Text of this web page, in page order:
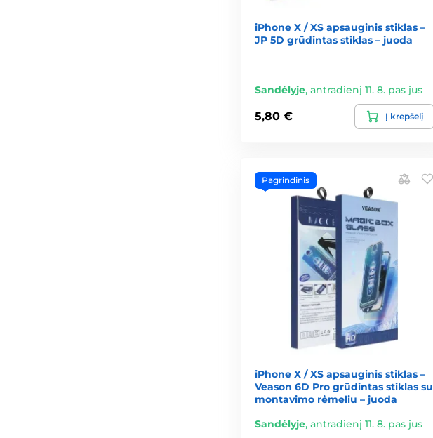
iPhone X / XS apsauginis stiklas –
JP 5D grūdintas stiklas – juoda
Sandėlyje, antradienį 11. 8. pas jus
5,80 € Į krepšelį
Pagrindinis
iPhone X / XS apsauginis stiklas –
Veason 6D Pro grūdintas stiklas su
montavimo rėmeliu – juoda
Sandėlyje, antradienį 11. 8. pas jus